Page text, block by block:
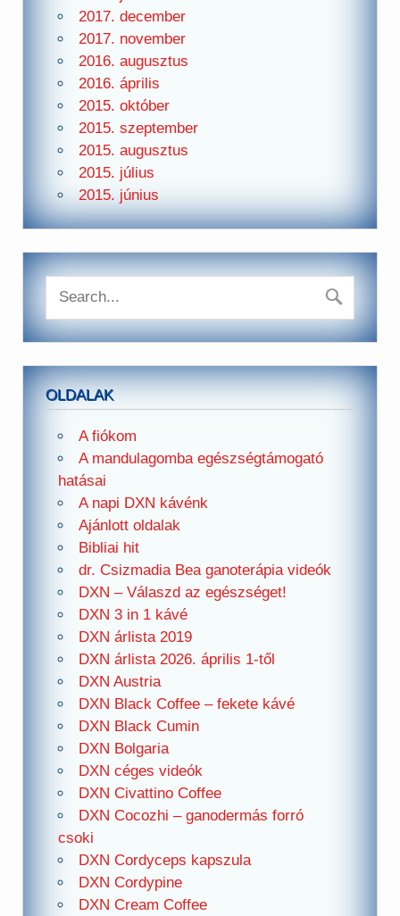
2017. december
2017. november
2016. augusztus
2016. április
2015. október
2015. szeptember
2015. augusztus
2015. július
2015. június
OLDALAK
A fiókom
A mandulagomba egészségtámogató
hatásai
A napi DXN kávénk
Ajánlott oldalak
Bibliai hit
dr. Csizmadia Bea ganoterápia videók
DXN – Válaszd az egészséget!
DXN 3 in 1 kávé
DXN árlista 2019
DXN árlista 2026. április 1-től
DXN Austria
DXN Black Coffee – fekete kávé
DXN Black Cumin
DXN Bolgaria
DXN céges videók
DXN Civattino Coffee
DXN Cocozhi – ganodermás forró
csoki
DXN Cordyceps kapszula
DXN Cordypine
DXN Cream Coffee